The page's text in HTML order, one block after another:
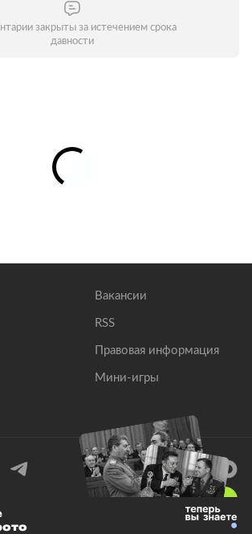
закрыты за истечением срока
давности
Вакансии
RSS
Правовая информация
Мини-игры
© 1999–2026 Все права защищены.